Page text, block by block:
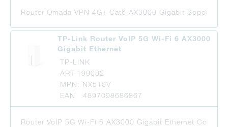
Router Omada VPN 4G+ Cat6 AX3000 Gigabit Soporta
TP-Link Router VoIP 5G Wi-Fi 6 AX3000
Gigabit Ethernet
TP-LINK
ART-199082
MPN: NX510V
EAN 4897098686867
Router VoIP 5G Wi-Fi 6 AX3000 Gigabit Ethernet